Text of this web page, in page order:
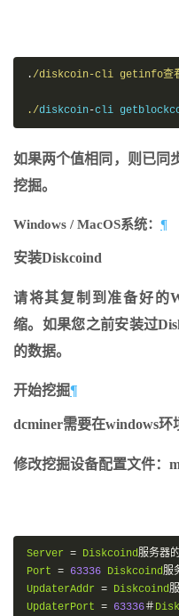
. /diskcoin-cli getinfo查看
./diskcoin-cli
如果两个值相同，则已同
挖掘。
Windows / MacOS系统： ¶
安装Diskcoind
请将其复制到准备好的
缩。如果您之前安装过
的数据。
开始挖掘¶
dcminer需要在windows环
修改挖掘设备配置文件：
Server = Diskcoind服务器的
Port = 63336 Diskcoind服
UpdaterAddr = Diskcoind
UpdaterPort = 63336＃